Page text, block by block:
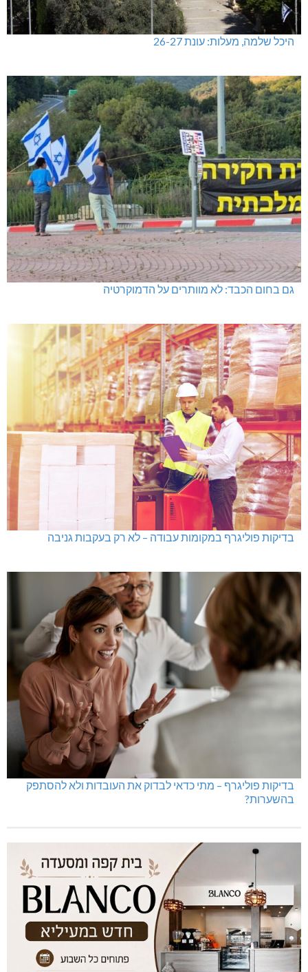
היכל שלמה, מעלות: עונת 26-27
גם בחום הכבד: לא מוותרים על הדמוקרטיה
בדיקות פוליגרף במקומות עבודה – לא רק בעקבות גניבה
בדיקות פוליגרף – מתי כדאי לבדוק את העובדות ולא להסתפק
בהשערות?